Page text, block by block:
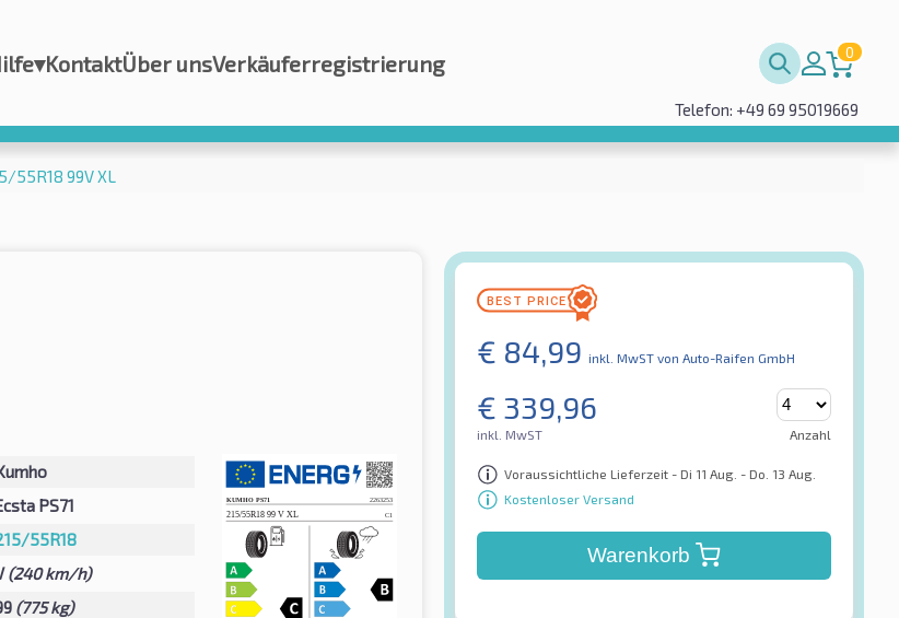
▾KontaktÜber unsVerkäuferregistrierung 0
Telefon: +49 69 95019669
55R18 99V XL
PS71
55R18
(240 km/h)
(775 kg)
€ 84,99 inkl. MwST von Auto-Raifen GmbH
€ 339,96
inkl. MwST Anzahl
Voraussichtliche Lieferzeit - Di 11 Aug. - Do. 13 Aug.
Kostenloser Versand
Warenkorb